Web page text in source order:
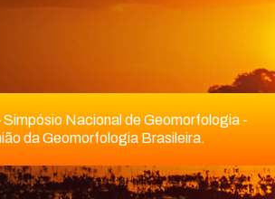
Simpósio Nacional de Geomorfologia -
da Geomorfologia Brasileira.